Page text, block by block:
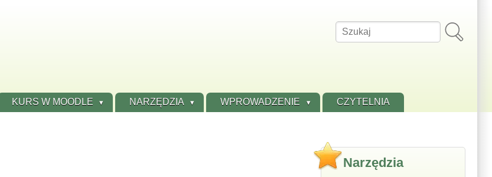
Szukaj
KURS W MOODLE NARZĘDZIA WPROWADZENIE CZYTELNIA
Narzędzia